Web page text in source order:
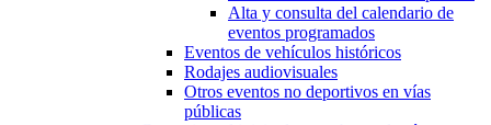
Alta y consulta del calendario de
eventos programados
Eventos de vehículos históricos
Rodajes audiovisuales
Otros eventos no deportivos en vías
públicas